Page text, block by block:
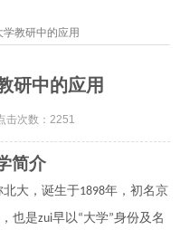
教研中的应用
研中的应用
击次数：2251
简介
北大，诞生于1898年，初名京
也是zui早以“大学”身份及名